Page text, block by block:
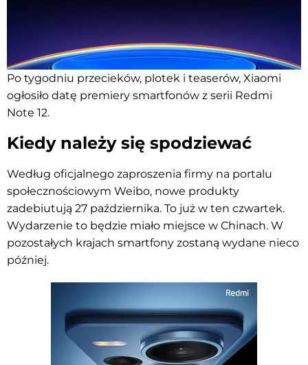
Po tygodniu przecieków, plotek i teaserów, Xiaomi
ogłosiło datę premiery smartfonów z serii Redmi
Note 12.
Kiedy należy się spodziewać
Według oficjalnego zaproszenia firmy na portalu
społecznościowym Weibo, nowe produkty
zadebiutują 27 października. To już w ten czwartek.
Wydarzenie to będzie miało miejsce w Chinach. W
pozostałych krajach smartfony zostaną wydane nieco
później.